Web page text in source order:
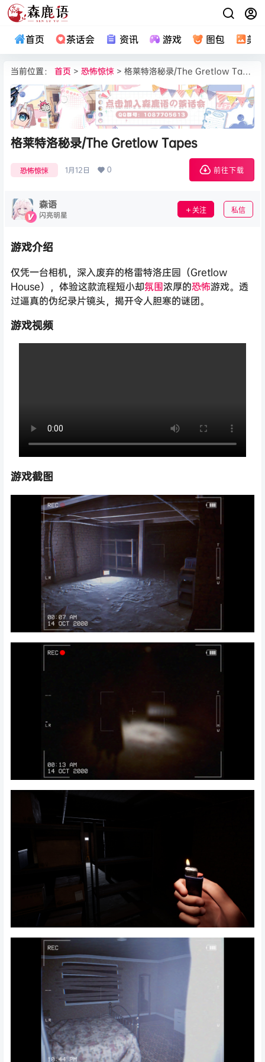
首页 茶话会 资讯 游戏 图包 美
当前位置： 首页 > 恐怖惊悚 > 格莱特洛秘录/The Gretlow Tapes
格莱特洛秘录/The Gretlow Tapes
恐怖惊悚 1月12日 0 前往下载
森语
闪亮明星 关注 私信
游戏介绍
仅凭一台相机，深入废弃的格雷特洛庄园（Gretlow
House），体验这款流程短小却氛围浓厚的恐怖游戏。透
过逼真的伪纪录片镜头，揭开令人胆寒的谜团。
游戏视频
游戏截图